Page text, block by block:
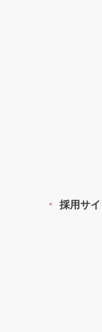
採用サ